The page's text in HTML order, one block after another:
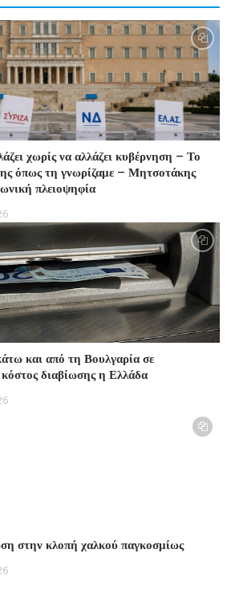
χωρίς να αλλάζει κυβέρνηση – Το
όπως τη γνωρίζαμε – Μητσοτάκης
πλειοψηφία
και από τη Βουλγαρία σε
διαβίωσης η Ελλάδα
στην κλοπή χαλκού παγκοσμίως